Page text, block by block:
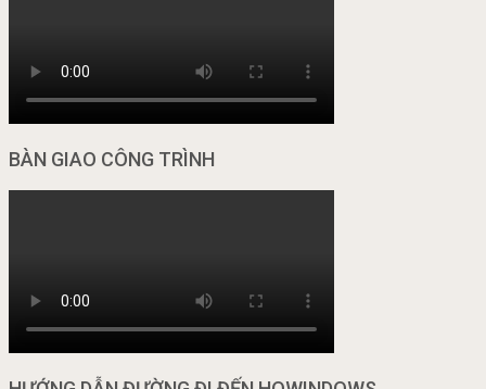
BÀN GIAO CÔNG TRÌNH